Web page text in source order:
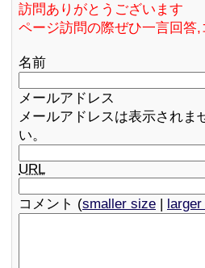
訪問ありがとうございます
ページ訪問の際ぜひ一言回答
名前
メールアドレス
メールアドレスは表示されま
い。
URL
コメント (smaller size |